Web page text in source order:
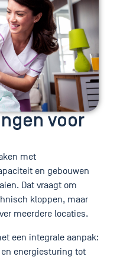
voor
met
en gebouwen
Dat vraagt om
kloppen, maar
meerdere locaties.
een integrale aanpak:
energiesturing tot